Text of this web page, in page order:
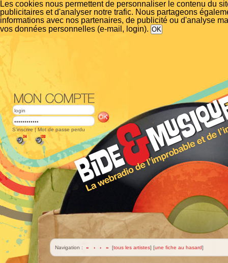
Les cookies nous permettent de personnaliser le contenu du
publicitaires et d'analyser notre trafic. Nous partageons
informations avec nos partenaires, de publicité ou d'analyse
vos données personnelles (e-mail, login).
S'inscrire | Mot de passe perdu
Navigation : « ‹ › » [tous les artistes] [une fiche au hasard]